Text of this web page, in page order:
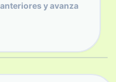
y avanza